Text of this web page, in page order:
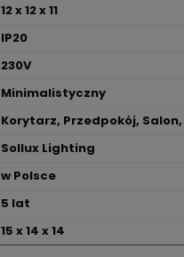
12 x 12 x 11
IP20
230V
Minimalistyczny
Korytarz, Przedpokój,
Sollux Lighting
w Polsce
5 lat
15 x 14 x 14